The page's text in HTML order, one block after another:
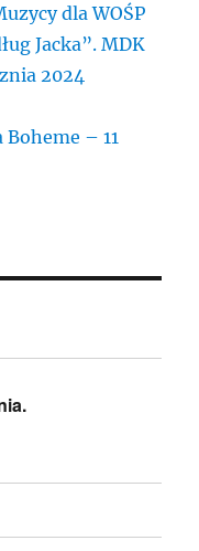
dla WOŚP
Jacka”. MDK
2024
Boheme – 11